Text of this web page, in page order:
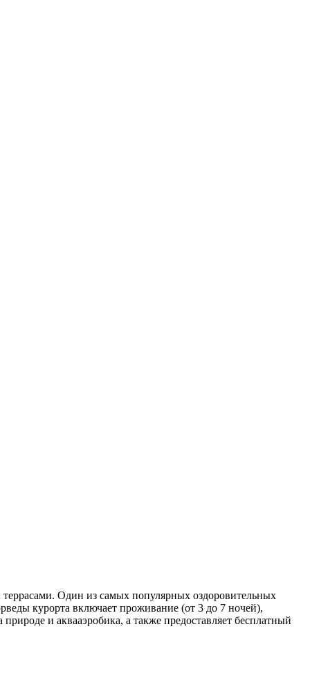
Один из самых популярных оздоровительных
курорта включает проживание (от 3 до 7 ночей),
и аквааэробика, а также предоставляет бесплатный